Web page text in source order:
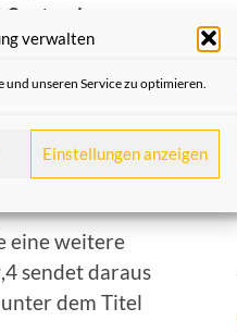
verwalten
unseren Service zu optimieren.
Einstellungen anzeigen
September
Gilges,
Schepping. Die
Neuss,
eine weitere
sendet daraus
dem Titel